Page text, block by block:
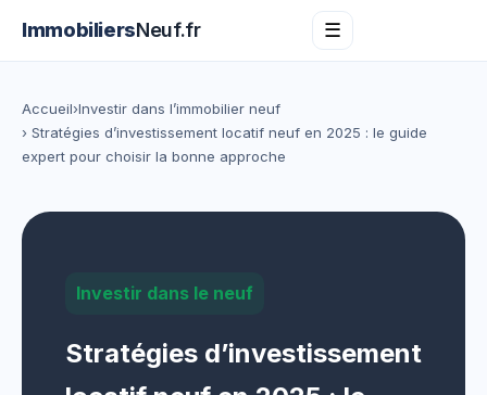
ImmobiliersNeuf.fr ☰
Accueil›Investir dans l’immobilier neuf
› Stratégies d’investissement locatif neuf en 2025 : le guide
expert pour choisir la bonne approche
Investir dans le neuf
Stratégies d’investissement